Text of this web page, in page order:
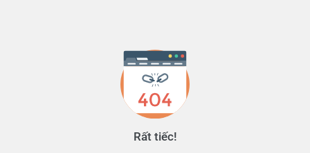
Rất tiếc!